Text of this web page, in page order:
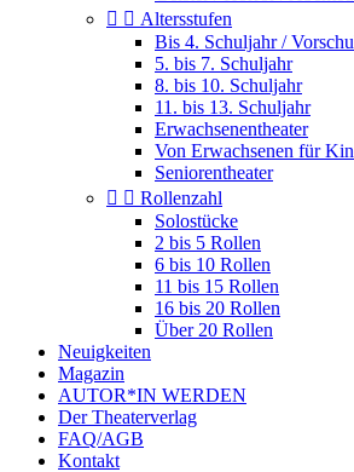
  Altersstufen
Bis 4. Schuljahr /
5. bis 7. Schuljahr
8. bis 10. Schuljahr
11. bis 13. Schuljahr
Erwachsenentheater
Von Erwachsenen für
Seniorentheater
  Rollenzahl
Solostücke
2 bis 5 Rollen
6 bis 10 Rollen
11 bis 15 Rollen
16 bis 20 Rollen
Über 20 Rollen
Neuigkeiten
Magazin
AUTOR*IN WERDEN
Der Theaterverlag
FAQ/AGB
Kontakt